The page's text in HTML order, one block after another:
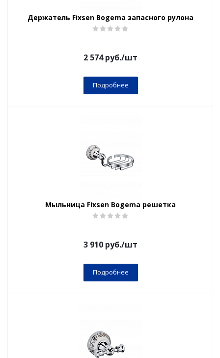
Держатель Fixsen Bogema запасного рулона
2 574руб./шт
Подробнее
Мыльница Fixsen Bogema решетка
3 910 руб./шт
Подробнее